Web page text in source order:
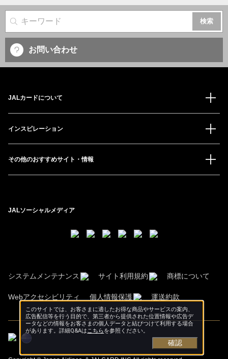
サイト内検索
お問い合わせ
JALカードについて
インスピレーション
その他のおすすめサイト・情報
JALソーシャルメディア
システムメンテナンス サイト利用規約 商標について
Webアクセシビリティ 個人情報保護 運送約款
このサイトでは、お客さまに適したお得な商品やサービスの案内、
広告配信等を行う目的で、第三者から提供された位置情報や広告デ
ータなどの情報をお客さまの個人データと結びつけて利用する場合
があります。詳細Q&Aはこちらを参照ください。
確認